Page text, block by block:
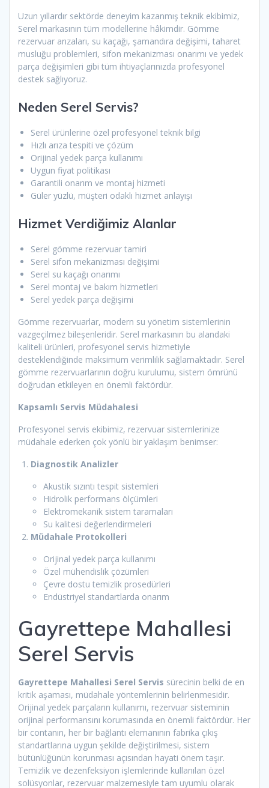
Uzun yıllardır sektörde deneyim kazanmış teknik ekibimiz,
Serel markasının tüm modellerine hâkimdir. Gömme
rezervuar arızaları, su kaçağı, şamandıra değişimi, taharet
musluğu problemleri, sifon mekanizması onarımı ve yedek
parça değişimleri gibi tüm ihtiyaçlarınızda profesyonel
destek sağlıyoruz.
Neden Serel Servis?
Serel ürünlerine özel profesyonel teknik bilgi
Hızlı arıza tespiti ve çözüm
Orijinal yedek parça kullanımı
Uygun fiyat politikası
Garantili onarım ve montaj hizmeti
Güler yüzlü, müşteri odaklı hizmet anlayışı
Hizmet Verdiğimiz Alanlar
Serel gömme rezervuar tamiri
Serel sifon mekanizması değişimi
Serel su kaçağı onarımı
Serel montaj ve bakım hizmetleri
Serel yedek parça değişimi
Gömme rezervuarlar, modern su yönetim sistemlerinin
vazgeçilmez bileşenleridir. Serel markasının bu alandaki
kaliteli ürünleri, profesyonel servis hizmetiyle
desteklendiğinde maksimum verimlilik sağlamaktadır. Serel
gömme rezervuarlarının doğru kurulumu, sistem ömrünü
doğrudan etkileyen en önemli faktördür.
Kapsamlı Servis Müdahalesi
Profesyonel servis ekibimiz, rezervuar sistemlerinize
müdahale ederken çok yönlü bir yaklaşım benimser:
Diagnostik Analizler
Akustik sızıntı tespit sistemleri
Hidrolik performans ölçümleri
Elektromekanik sistem taramaları
Su kalitesi değerlendirmeleri
Müdahale Protokolleri
Orijinal yedek parça kullanımı
Özel mühendislik çözümleri
Çevre dostu temizlik prosedürleri
Endüstriyel standartlarda onarım
Gayrettepe Mahallesi
Serel Servis
Gayrettepe Mahallesi Serel Servis sürecinin belki de en
kritik aşaması, müdahale yöntemlerinin belirlenmesidir.
Orijinal yedek parçaların kullanımı, rezervuar sisteminin
orijinal performansını korumasında en önemli faktördür. Her
bir contanın, her bir bağlantı elemanının fabrika çıkış
standartlarına uygun şekilde değiştirilmesi, sistem
bütünlüğünün korunması açısından hayati önem taşır.
Temizlik ve dezenfeksiyon işlemlerinde kullanılan özel
solüsyonlar, rezervuar malzemesiyle tam uyumlu olarak